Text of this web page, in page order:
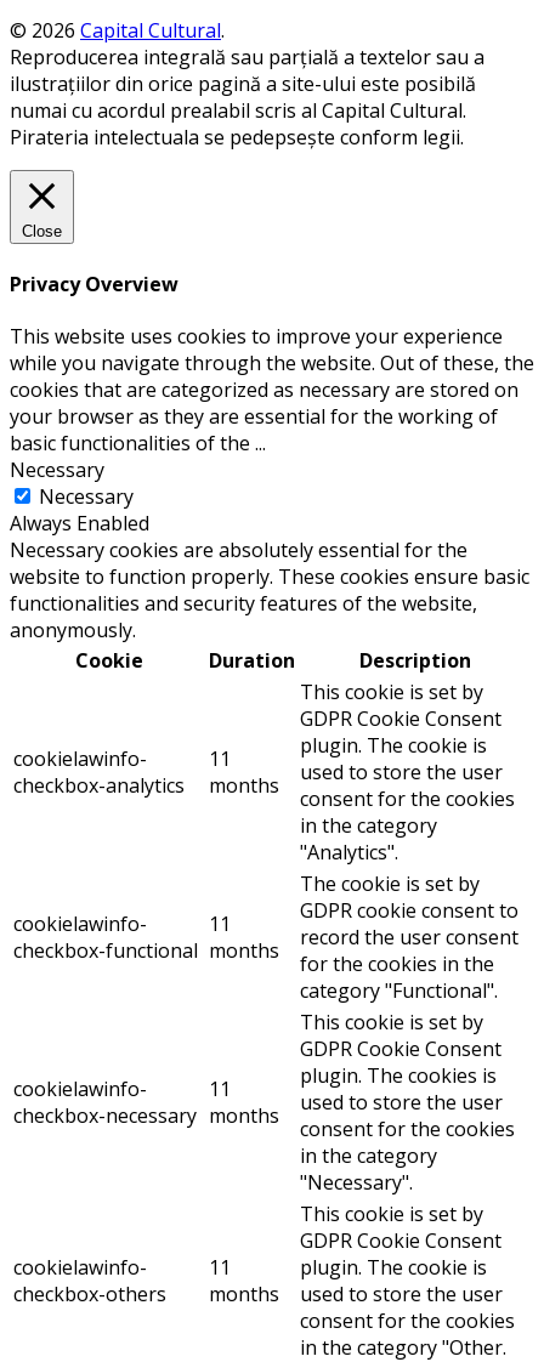
© 2026 Capital Cultural.
Reproducerea integrală sau parțială a textelor sau a
ilustrațiilor din orice pagină a site-ului este posibilă
numai cu acordul prealabil scris al Capital Cultural.
Pirateria intelectuala se pedepsește conform legii.
Close
Privacy Overview
This website uses cookies to improve your experience
while you navigate through the website. Out of these, the
cookies that are categorized as necessary are stored on
your browser as they are essential for the working of
basic functionalities of the ...
Necessary
Necessary
Always Enabled
Necessary cookies are absolutely essential for the
website to function properly. These cookies ensure basic
functionalities and security features of the website,
anonymously.
Cookie
Duration Description
cookielawinfo-
checkbox-analytics
11
months
This cookie is set by
GDPR Cookie Consent
plugin. The cookie is
used to store the user
consent for the cookies
in the category
"Analytics".
cookielawinfo-
checkbox-functional
11
months
The cookie is set by
GDPR cookie consent to
record the user consent
for the cookies in the
category "Functional".
cookielawinfo-
checkbox-necessary
11
months
This cookie is set by
GDPR Cookie Consent
plugin. The cookies is
used to store the user
consent for the cookies
in the category
"Necessary".
cookielawinfo-
checkbox-others
11
months
This cookie is set by
GDPR Cookie Consent
plugin. The cookie is
used to store the user
consent for the cookies
in the category "Other.